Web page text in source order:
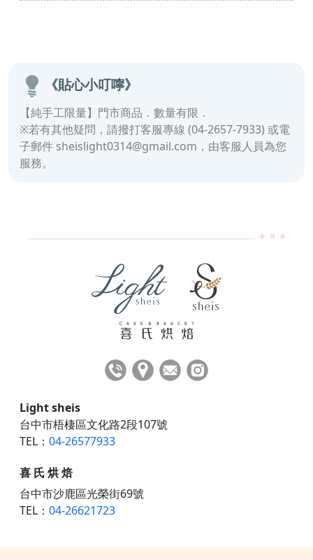
《貼心小叮嚀》
【純手工限量】門市商品．數量有限．
※若有其他疑問，請撥打客服專線 (04-2657-7933) 或電
子郵件 sheislight0314@gmail.com，由客服人員為您
服務。
Light sheis
台中市梧棲區文化路2段107號
TEL： 04-26577933
喜 氏 烘 焙
台中市沙鹿區光榮街69號
TEL： 04-26621723